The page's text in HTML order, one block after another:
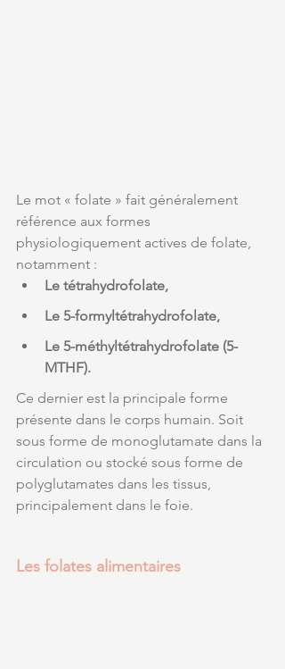
Le mot « folate » fait généralement
référence aux formes
physiologiquement actives de folate,
notamment :
Le tétrahydrofolate,
Le 5-formyltétrahydrofolate,
Le 5-méthyltétrahydrofolate (5-
MTHF).
Ce dernier est la principale forme
présente dans le corps humain. Soit
sous forme de monoglutamate dans la
circulation ou stocké sous forme de
polyglutamates dans les tissus,
principalement dans le foie.
Les folates alimentaires